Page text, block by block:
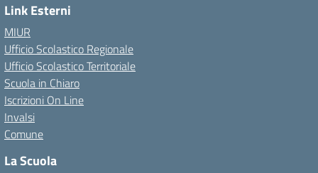
Link Esterni
MIUR
Ufficio Scolastico Regionale
Ufficio Scolastico Territoriale
Scuola in Chiaro
Iscrizioni On Line
Invalsi
Comune
La Scuola